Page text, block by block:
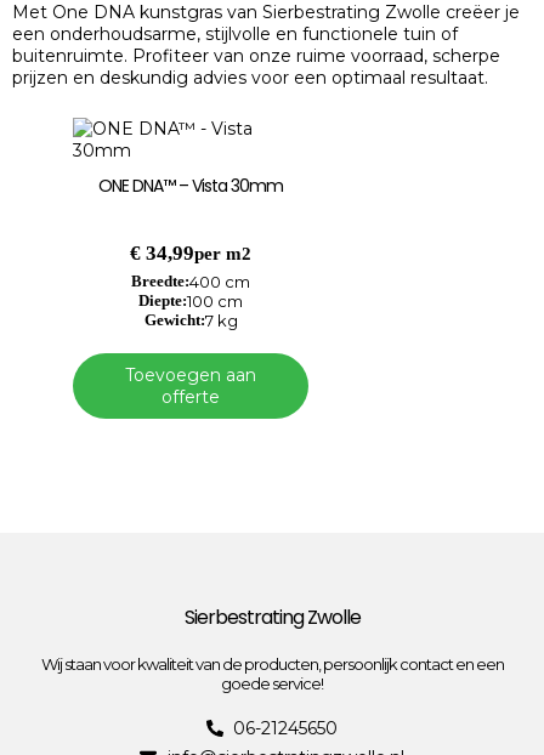
Met One DNA kunstgras van Sierbestrating Zwolle creëer je
een onderhoudsarme, stijlvolle en functionele tuin of
buitenruimte. Profiteer van onze ruime voorraad, scherpe
prijzen en deskundig advies voor een optimaal resultaat.
ONE DNA™ – Vista 30mm
€ 34,99per m2
Breedte:400 cm
Diepte:100 cm
Gewicht:7 kg
Toevoegen aan
offerte
Sierbestrating Zwolle
Wij staan voor kwaliteit van de producten, persoonlijk contact en een
goede service!
06-21245650